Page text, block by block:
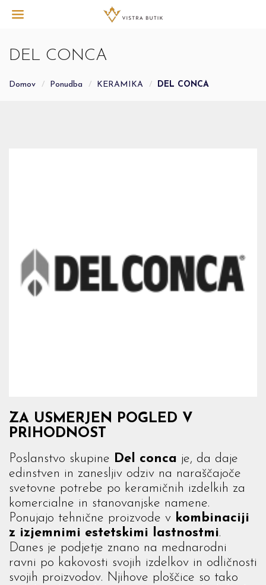
DEL CONCA
Domov Ponudba KERAMIKA DEL CONCA
ZA USMERJEN POGLED V
PRIHODNOST
Poslanstvo skupine Del conca je, da daje
edinstven in zanesljiv odziv na naraščajoče
svetovne potrebe po keramičnih izdelkih za
komercialne in stanovanjske namene.
Ponujajo tehnične proizvode v kombinaciji
z izjemnimi estetskimi lastnostmi.
Danes je podjetje znano na mednarodni
ravni po kakovosti svojih izdelkov in odličnosti
svojih proizvodov. Njihove ploščice so tako